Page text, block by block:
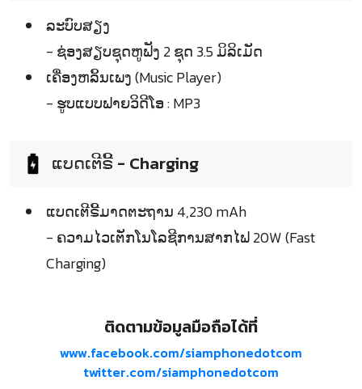
ລະບົບສຽງ
- ຊ່ອງສຽບຊຸດຫູຟັງ 2 ຊຸດ 3.5 ມິລິເມັດ
ເຄື່ອງຫລິ້ນເພງ (Music Player)
- ຮູບແບບຟາຍວິດີໂອ : MP3
ແບດເຕີຣີ້ - Charging
ແບດເຕີຣີ້ມາດຕະຖານ 4,230 mAh
- ຄວາມໄວເຕັກໂນໂລຊີການສາກໄຟ 20W (Fast
Charging)
ติดตามข้อมูลมือถือได้ที่
www.facebook.com/siamphonedotcom
twitter.com/siamphonedotcom